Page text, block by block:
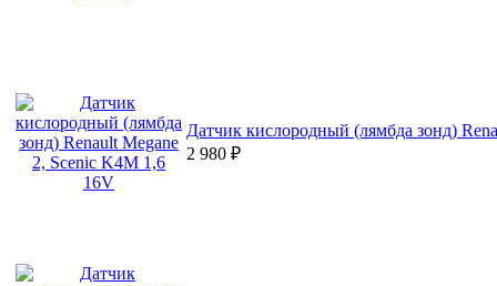
Датчик кислородный (лямбда зонд)
2 980 ₽